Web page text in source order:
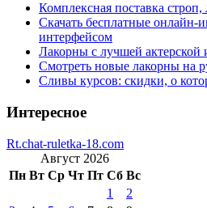
Комплексная поставка
Скачать бесплатные
интерфейсом
Лакорны с лучшей актерской
Смотреть новые лакорны на
Сливы курсов: скидки, о
Интересное
Rt.chat-ruletka-18.com
Август 2026
Пн Вт Ср Чт Пт Сб Вс
1
2